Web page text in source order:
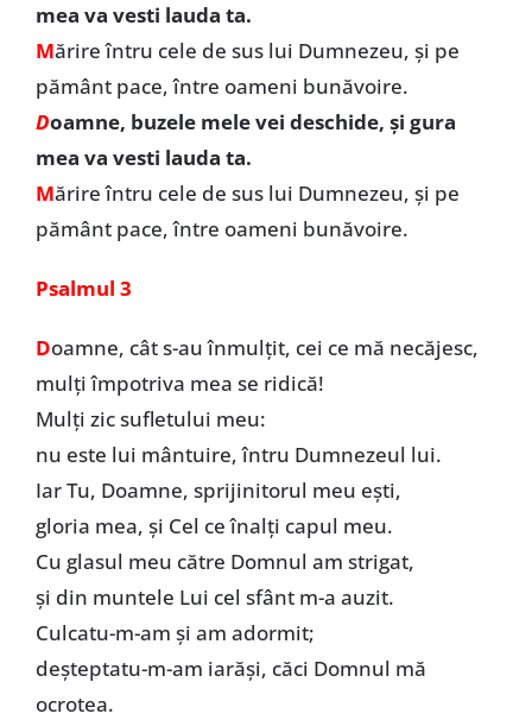
mea va vesti lauda ta.
Mărire întru cele de sus lui Dumnezeu, și pe
pământ pace, între oameni bunăvoire.
Doamne, buzele mele vei deschide, și gura
mea va vesti lauda ta.
Mărire întru cele de sus lui Dumnezeu, și pe
pământ pace, între oameni bunăvoire.
Psalmul 3
Doamne, cât s-au înmulțit, cei ce mă necăjesc,
mulți împotriva mea se ridică!
Mulți zic sufletului meu:
nu este lui mântuire, întru Dumnezeul lui.
Iar Tu, Doamne, sprijinitorul meu ești,
gloria mea, și Cel ce înalți capul meu.
Cu glasul meu către Domnul am strigat,
și din muntele Lui cel sfânt m-a auzit.
Culcatu-m-am și am adormit;
deșteptatu-m-am iarăși, căci Domnul mă
ocrotea.